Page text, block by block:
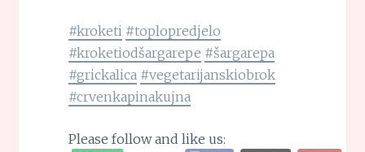
#kroketi #toplopredjelo
#kroketiodšargarepe #šargarepa
#grickalica #vegetarijanskiobrok
#crvenkapinakujna
Please follow and like us: